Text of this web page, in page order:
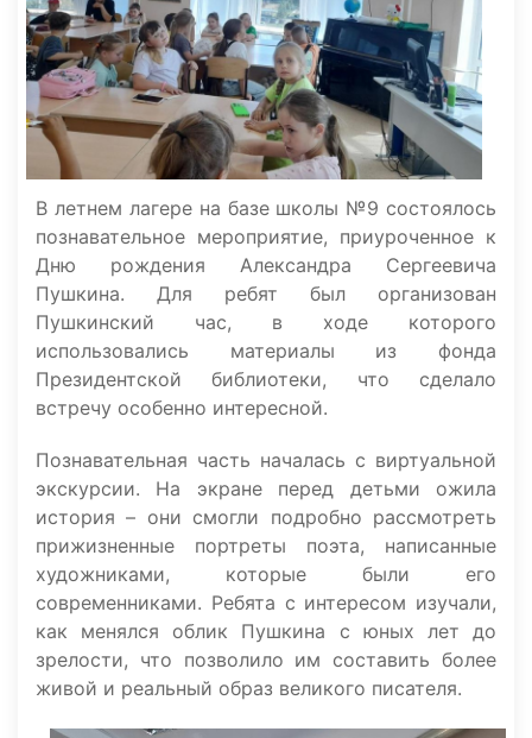
В летнем лагере на базе школы №9 состоялось
познавательное мероприятие, приуроченное к
Дню рождения Александра Сергеевича
Пушкина. Для ребят был организован
Пушкинский час, в ходе которого
использовались материалы из фонда
Президентской библиотеки, что сделало
встречу особенно интересной.
Познавательная часть началась с виртуальной
экскурсии. На экране перед детьми ожила
история – они смогли подробно рассмотреть
прижизненные портреты поэта, написанные
художниками, которые были его
современниками. Ребята с интересом изучали,
как менялся облик Пушкина с юных лет до
зрелости, что позволило им составить более
живой и реальный образ великого писателя.